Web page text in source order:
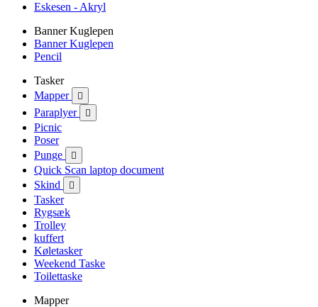
Eskesen - Akryl
Banner Kuglepen
Banner Kuglepen
Pencil
Tasker
Mapper

Paraplyer 
Picnic
Poser
Punge

Quick Scan laptop document
Skind

Tasker
Rygsæk
Trolley
kuffert
Køletasker
Weekend Taske
Toilettaske
Mapper